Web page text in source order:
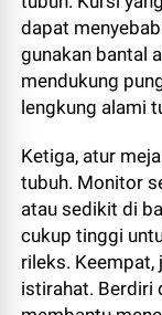
dapat
gunakan bantal
mendukung
lengkung alami
Ketiga, atur
tubuh. Monitor
atau sedikit di
cukup tinggi
rileks. Keempat,
istirahat. Berdiri